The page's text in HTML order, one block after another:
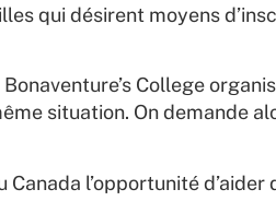
qui désirent moyens
College
situation. On demande
l’opportunité d’aider